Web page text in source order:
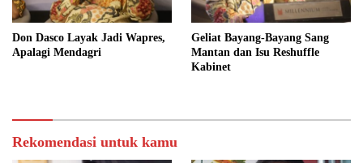
Don Dasco Layak Jadi Wapres,
Apalagi Mendagri
Geliat Bayang-Bayang Sang
Mantan dan Isu Reshuffle
Kabinet
Rekomendasi untuk kamu